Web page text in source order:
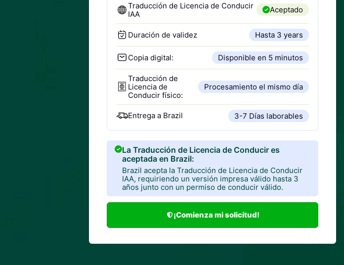
Traducción de Licencia de Conducir
IAA
Aceptado
Duración de validez Hasta 3 years
Copia digital: Disponible en 5 minutos
Traducción de
Licencia de
Conducir físico:
Procesamiento el mismo día
Entrega a Brazil 3-7 Días laborables
La Traducción de Licencia de Conducir es
aceptada en Brazil:
Brazil acepta la Traducción de Licencia de Conducir
IAA, requiriendo un versión impresa válido hasta 3
años junto con un permiso de conducir válido.
¡Comienza mi solicitud!